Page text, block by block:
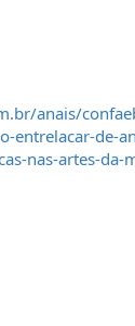
anais/
entrelacar-de-
nas-artes-da-